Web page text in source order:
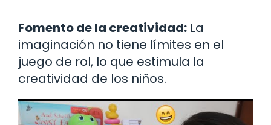
Fomento de la creatividad: La
imaginación no tiene límites en el
juego de rol, lo que estimula la
creatividad de los niños.